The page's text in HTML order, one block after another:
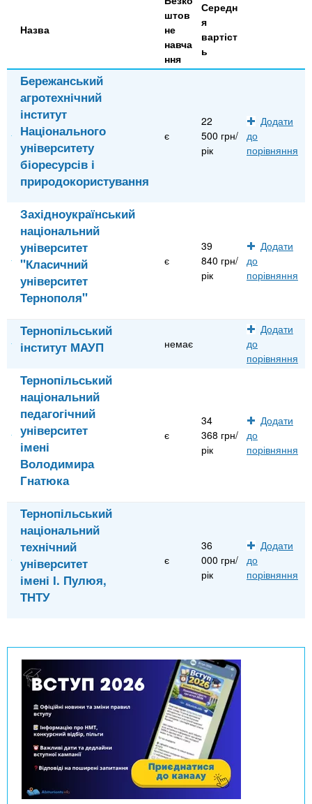
Назва
штов
не
навча
ння
Середн
я
вартіст
ь
Бережанський
агротехнічний
інститут
Національного
університету
біоресурсів і
природокористування
є
22
500 грн/
рік
Додати
до
порівняння
Західноукраїнський
національний
університет
"Класичний
університет
Тернополя"
є
39
840 грн/
рік
Додати
до
порівняння
Тернопільський
інститут МАУП
немає
Додати
до
порівняння
Тернопільський
національний
педагогічний
університет
імені
Володимира
Гнатюка
є
34
368 грн/
рік
Додати
до
порівняння
Тернопільський
національний
технічний
університет
імені І. Пулюя,
ТНТУ
є
36
000 грн/
рік
Додати
до
порівняння